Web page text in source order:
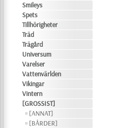
Smileys
Spets
Tillhörigheter
Träd
Trägård
Universum
Varelser
Vattenvärlden
Vikingar
Vintern
[GROSSIST]
[ANNAT]
[BÅRDER]